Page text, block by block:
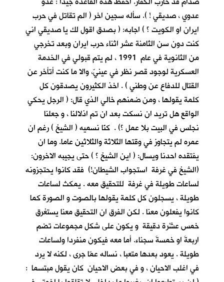
عدوي ، صديقي ! ). سأله سجين اخر ( الم تقاتل في حرب
ايران او الكويت ؟ ) اجابه: ( بصدق اقول لك يا صديقي اني
كنت دون سن الثامنة عشر اثناء حرب ايران وبعد تخرجي
من الثانوية في عام 1991 ، لم يتم قبولي في الخدمة
العسكرية لوجود قصر نظر في عينيّ، والا ما كنت أتأخر عن
القتال للدفاع عن وطني ) . اخذ الكثيرون يصدقون كل
كلمة يقولها ، ومن ضمنهم خالي الذي قال: ( الرجل يحكي
الواقع هل تريد ان نسكت بعد ان تم اذلالنا ، و جعلنا
نجلس في البيت بلا عمل ؟) . كنّا نسميه ( الشيخ ) رغم ان
عمره لم يتجاوز في وقتها الثلاثة والثلاثين عاما. وما ان
يفتقده احدنا ويسال: ( اين الشيخ ؟ ) حتى يجيبه الاخرون:
(الشيخ في غرفة استجواب الشيطان!) فقد كانوا يحتجزونه
لساعات طويلة في غرفة للتحقيق معه . يمكث لساعات
طويلة ، يسجلون كل كلمة يقولها بالصوت و الصورة كما
كانوا يفعلون معنا . لكن الفرق ان التحقيق معنا يستغرق
خمس عشْرة دقيقة و يكون على شكل مجموعات تضم
اربعةَ او خمسةَ سجناء. أما معه فيكون منفردا ولساعات
طويلة . يعود بعدها متعبا ، نساله عمّا جرى ، لكنه لا يرد
في اغلب الاحيان ، و في بعض الاحيان كان يقول مبتسما :